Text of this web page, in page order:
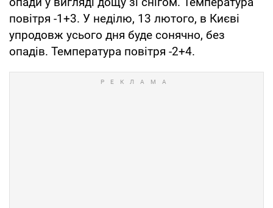
повітря -1+3. У неділю, 13 лютого, в Києві
упродовж усього дня буде сонячно, без
опадів. Температура повітря -2+4.